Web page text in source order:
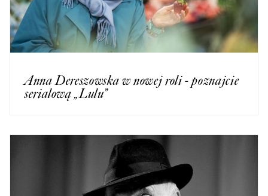
Anna Dereszowska w nowej roli - poznajcie
serialową „Lulu”